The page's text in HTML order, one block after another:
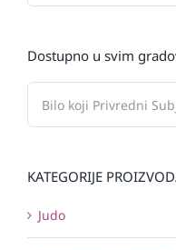
Dostupno u svim
KATEGORIJE
Judo